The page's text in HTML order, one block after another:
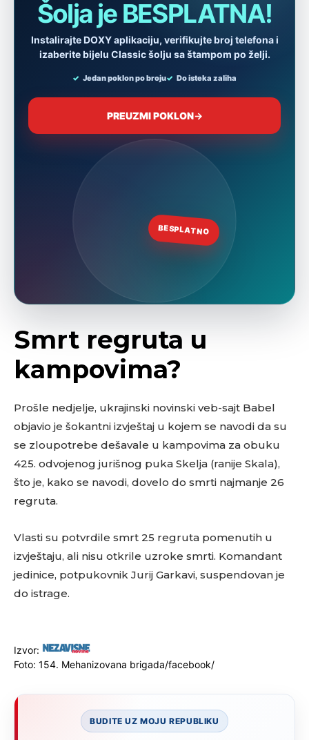
Smrt regruta u
kampovima?
Prošle nedjelje, ukrajinski novinski veb-sajt Babel
objavio je šokantni izvještaj u kojem se navodi da su
se zloupotrebe dešavale u kampovima za obuku
425. odvojenog jurišnog puka Skelja (ranije Skala),
što je, kako se navodi, dovelo do smrti najmanje 26
regruta.
Vlasti su potvrdile smrt 25 regruta pomenutih u
izvještaju, ali nisu otkrile uzroke smrti. Komandant
jedinice, potpukovnik Jurij Garkavi, suspendovan je
do istrage.
Izvor:
Foto: 154. Mehanizovana brigada/facebook/
BUDITE UZ MOJU REPUBLIKU